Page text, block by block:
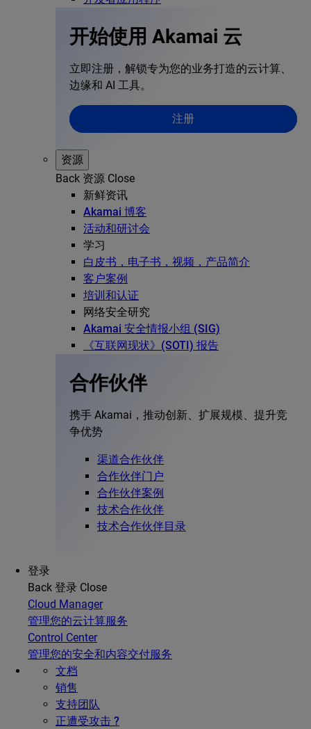
开始使用 Akamai 云
立即注册，解锁专为您的业务打造的云计算、
边缘和 AI 工具。
注册
资源
Back 资源 Close
新鲜资讯
Akamai 博客
活动和研讨会
学习
白皮书，电子书，视频，产品简介
客户案例
培训和认证
网络安全研究
Akamai 安全情报小组 (SIG)
《互联网现状》(SOTI) 报告
合作伙伴
携手 Akamai，推动创新、扩展规模、提升竞
争优势
渠道合作伙伴
合作伙伴门户
合作伙伴案例
技术合作伙伴
技术合作伙伴目录
登录
Back 登录 Close
Cloud Manager
管理您的云计算服务
Control Center
管理您的安全和内容交付服务
文档
销售
支持团队
正遭受攻击 ?